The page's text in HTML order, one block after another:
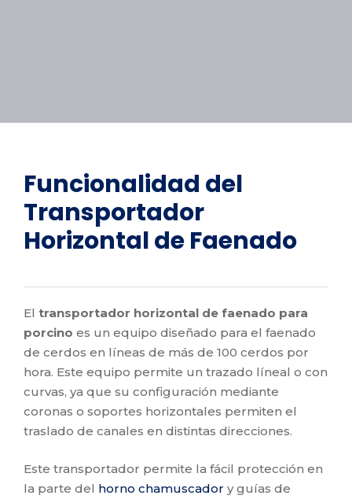
Funcionalidad del
Transportador
Horizontal de Faenado
El transportador horizontal de faenado para
porcino es un equipo diseñado para el faenado
de cerdos en líneas de más de 100 cerdos por
hora. Este equipo permite un trazado líneal o con
curvas, ya que su configuración mediante
coronas o soportes horizontales permiten el
traslado de canales en distintas direcciones.
Este transportador permite la fácil protección en
la parte del horno chamuscador y guías de